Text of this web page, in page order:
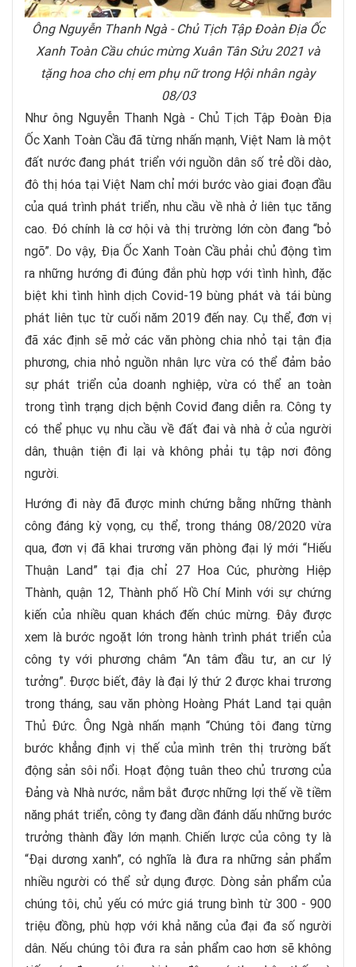
Ông Nguyễn Thanh Ngà - Chủ Tịch Tập Đoàn Địa Ốc
Xanh Toàn Cầu chúc mừng Xuân Tân Sửu 2021 và
tặng hoa cho chị em phụ nữ trong Hội nhân ngày
08/03
Như ông Nguyễn Thanh Ngà - Chủ Tịch Tập Đoàn Địa
Ốc Xanh Toàn Cầu đã từng nhấn mạnh, Việt Nam là một
đất nước đang phát triển với nguồn dân số trẻ dồi dào,
đô thị hóa tại Việt Nam chỉ mới bước vào giai đoạn đầu
của quá trình phát triển, nhu cầu về nhà ở liên tục tăng
cao. Đó chính là cơ hội và thị trường lớn còn đang “bỏ
ngõ”. Do vậy, Địa Ốc Xanh Toàn Cầu phải chủ động tìm
ra những hướng đi đúng đắn phù hợp với tình hình, đặc
biệt khi tình hình dịch Covid-19 bùng phát và tái bùng
phát liên tục từ cuối năm 2019 đến nay. Cụ thể, đơn vị
đã xác định sẽ mở các văn phòng chia nhỏ tại tận địa
phương, chia nhỏ nguồn nhân lực vừa có thể đảm bảo
sự phát triển của doanh nghiệp, vừa có thể an toàn
trong tình trạng dịch bệnh Covid đang diễn ra. Công ty
có thể phục vụ nhu cầu về đất đai và nhà ở của người
dân, thuận tiện đi lại và không phải tụ tập nơi đông
người.
Hướng đi này đã được minh chứng bằng những thành
công đáng kỳ vọng, cụ thể, trong tháng 08/2020 vừa
qua, đơn vị đã khai trương văn phòng đại lý mới “Hiếu
Thuận Land” tại địa chỉ 27 Hoa Cúc, phường Hiệp
Thành, quận 12, Thành phố Hồ Chí Minh với sự chứng
kiến của nhiều quan khách đến chúc mừng. Đây được
xem là bước ngoặt lớn trong hành trình phát triển của
công ty với phương châm “An tâm đầu tư, an cư lý
tưởng”. Được biết, đây là đại lý thứ 2 được khai trương
trong tháng, sau văn phòng Hoàng Phát Land tại quận
Thủ Đức. Ông Ngà nhấn mạnh “Chúng tôi đang từng
bước khẳng định vị thế của mình trên thị trường bất
động sản sôi nổi. Hoạt động tuân theo chủ trương của
Đảng và Nhà nước, nắm bắt được những lợi thế về tiềm
năng phát triển, công ty đang dần đánh dấu những bước
trưởng thành đầy lớn mạnh. Chiến lược của công ty là
“Đại dương xanh”, có nghĩa là đưa ra những sản phẩm
nhiều người có thể sử dụng được. Dòng sản phẩm của
chúng tôi, chủ yếu có mức giá trung bình từ 300 - 900
triệu đồng, phù hợp với khả năng của đại đa số người
dân. Nếu chúng tôi đưa ra sản phẩm cao hơn sẽ không